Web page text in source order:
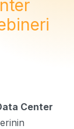
Center